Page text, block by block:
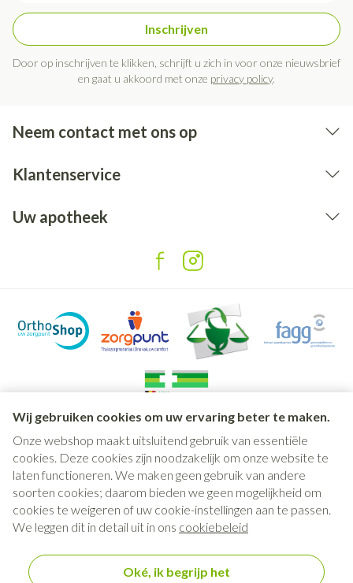
Wij gebruiken cookies om uw ervaring beter te maken.
Onze webshop maakt uitsluitend gebruik van essentiële
cookies. Deze cookies zijn noodzakelijk om onze website te
laten functioneren. We maken geen gebruik van andere
soorten cookies; daarom bieden we geen mogelijkheid om
cookies te weigeren of uw cookie-instellingen aan te passen.
We leggen dit in detail uit in ons cookiebeleid
Oké, ik begrijp het
Inschrijven
Door op inschrijven te klikken, schrijft u zich in voor onze nieuwsbrief
en gaat u akkoord met onze privacy policy.
Neem contact met ons op
Klantenservice
Uw apotheek
Juridische links